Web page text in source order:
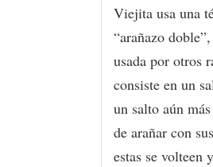
Viejita usa una
“arañazo
usada por otros
consiste en un
un salto aún
de arañar con
estas se volteen